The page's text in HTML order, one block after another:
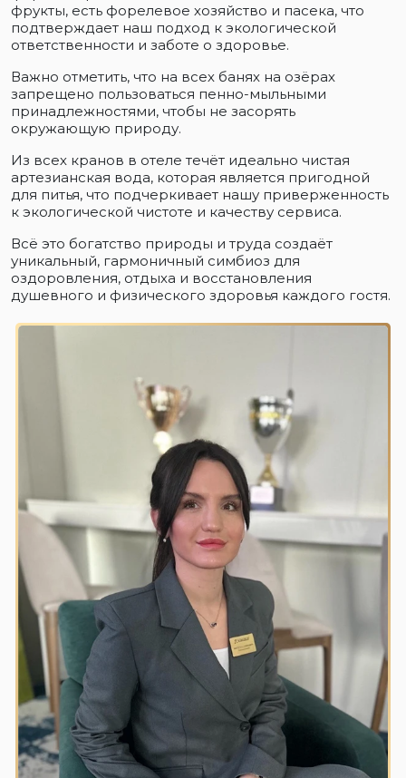
фрукты, есть форелевое хозяйство и пасека, что
подтверждает наш подход к экологической
ответственности и заботе о здоровье.
Важно отметить, что на всех банях на озёрах
запрещено пользоваться пенно-мыльными
принадлежностями, чтобы не засорять
окружающую природу.
Из всех кранов в отеле течёт идеально чистая
артезианская вода, которая является пригодной
для питья, что подчеркивает нашу приверженность
к экологической чистоте и качеству сервиса.
Всё это богатство природы и труда создаёт
уникальный, гармоничный симбиоз для
оздоровления, отдыха и восстановления
душевного и физического здоровья каждого гостя.